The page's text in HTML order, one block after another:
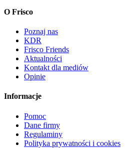
O Frisco
Poznaj nas
KDR
Frisco Friends
Aktualności
Kontakt dla mediów
Opinie
Informacje
Pomoc
Dane firmy
Regulaminy
Polityka prywatności i cookies